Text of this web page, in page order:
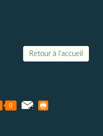
Retour à l'accueil
0